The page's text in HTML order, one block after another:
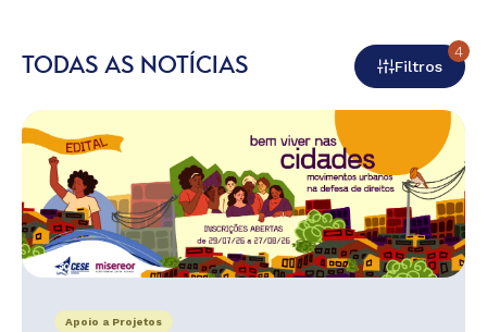
TODAS AS NOTÍCIAS Filtros
4
Apoio a Projetos